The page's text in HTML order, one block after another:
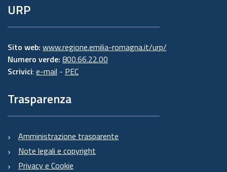
URP
Sito web: www.regione.emilia-romagna.it/urp/
Numero verde: 800.66.22.00
Scrivici: e-mail - PEC
Trasparenza
Amministrazione trasparente
Note legali e copyright
Privacy e Cookie